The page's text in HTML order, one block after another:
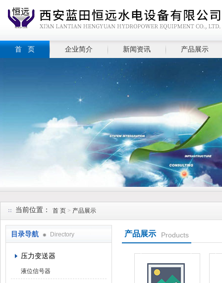
首 页 企业简介 新闻资讯 产品展示
当前位置： 首 页 > 产品展示
目录导航 Directory
压力变送器
液位信号器
产品展示 Products